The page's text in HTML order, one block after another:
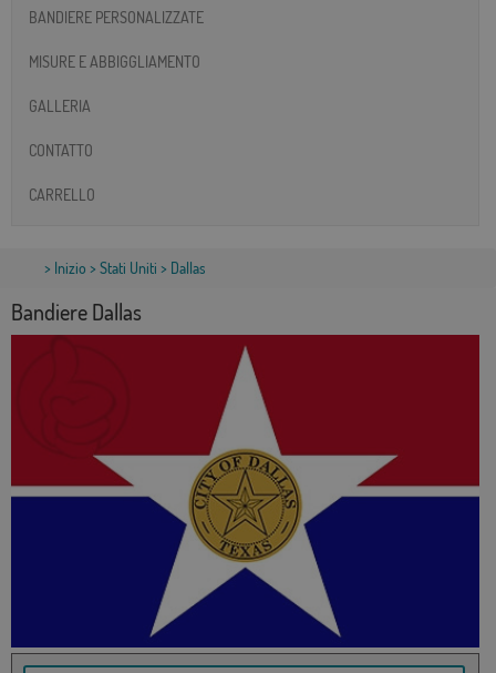
BANDIERE PERSONALIZZATE
MISURE E ABBIGGLIAMENTO
GALLERIA
CONTATTO
CARRELLO
> Inizio > Stati Uniti > Dallas
Bandiere Dallas